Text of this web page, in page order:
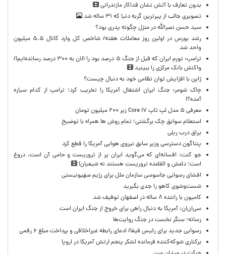
بدون تعارف با آتش نشان فداکار مازندرانی
تصویری جالب از پیرترین گربه دنیا که ۳۱ ساله شد
سید حسن نصرالله در منزل چگونه پدری بود؟
رشد بورس در اولین روز معاملات هفته/ شاخص کل وارد کانال ۵.۵ میلیون
واحد شد
ترامپ: تورم ایران که قبل از جنگ ۵ درصد بود را الان به ۳۰۰ درصد رسانده‌ایم!/
واکنش بانک مرکزی را ببینید
ژاپن با افزایش توان نظامی خود به دنبال چیست؟
چاک شومر: جنگ ایران اشتغال آمریکا را تخریب کرد؛ ترامپ از کدام سیاره
آمده؟!
معرفی ۵ مدل لپ تاپ Core i۷ زیر ۲۰۰ میلیون تومان
استعلام سوابق چک برگشتی؛ تمام روش ها همراه با توضیح
یراق درب ریلی
پنتاگون دسترسی وزیر سابق نیروی هوایی آمریکا را قطع کرد
جو کنت: افسانه‌ای که می‌گوید ایران پر از تروریست و حامی آن است، دروغ
است؛ داعش و القاعده تروریست هستند نه شیعیان!
افشای رسوایی جاسوسی سازمان ملل برای رژیم صهیونیستی
شست‌وشوی کاهو را جدی بگیرید
کامیون با راننده ۸ ساله در اصفهان توقیف شد
سی‌ان‌ان: آمریکا به دنبال راهی برای خروج از جنگ ایران است
رسانه؛ سنگر نخست در جنگ روایت‌ها
رسوایی جدید برای رئیس فیفا/ ادعای رابطه غیراخلاقی و پرداخت مبلغ ۶ رقمی
برکناری شوکه‌کننده فرمانده لشکر پنجم ارتش آمریکا در اروپا